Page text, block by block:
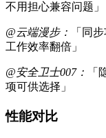
不用担心兼容问题」
@云端漫步：
「同
工作效率翻倍」
@安全卫士007：
「
项可供选择」
性能对比